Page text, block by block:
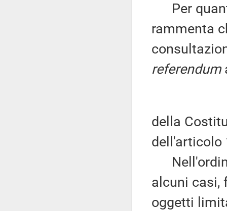
Per
rammenta
referendum
della
dell'articolo
alcuni casi,
oggetti